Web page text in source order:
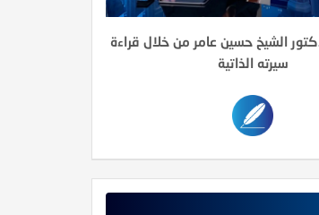
الشيخ حسين عامر من خلال قراءة
سيرته الذاتية